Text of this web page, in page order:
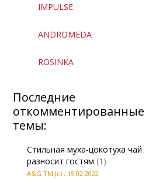
IMPULSE
ANDROMEDA
ROSINKA
Последние
откомментированные
темы:
Стильная муха-цокотуха чай
разносит гостям (1)
A&G TM (c) , 15.02.2022